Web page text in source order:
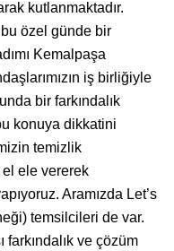
kutlanmaktadır.
özel günde bir
Kemalpaşa
iş birliğiyle
bir farkındalık
konuya dikkatini
temizlik
el ele vererek
Aramızda Let’s
temsilcileri de var.
farkındalık ve çözüm